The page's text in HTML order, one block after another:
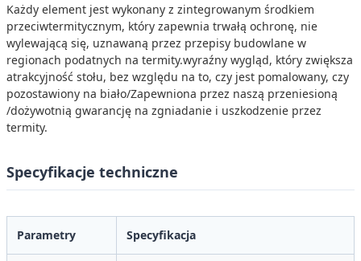
Każdy element jest wykonany z zintegrowanym środkiem
przeciwtermitycznym, który zapewnia trwałą ochronę, nie
wylewającą się, uznawaną przez przepisy budowlane w
regionach podatnych na termity.wyraźny wygląd, który zwiększa
atrakcyjność stołu, bez względu na to, czy jest pomalowany, czy
pozostawiony na biało/Zapewniona przez naszą przeniesioną
/dożywotnią gwarancję na zgniadanie i uszkodzenie przez
termity.
Specyfikacje techniczne
Parametry Specyfikacja